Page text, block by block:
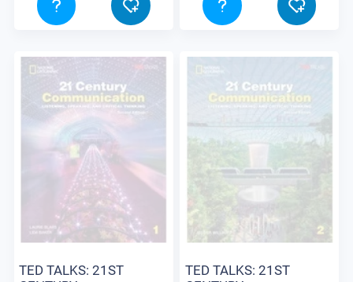
TED TALKS: 21ST
TED TALKS: 21ST